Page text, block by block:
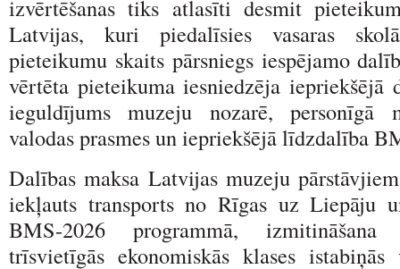
izvērtēšanas tiks atlasīti desmit
Latvijas, kuri piedalīsies vasaras
pieteikumu skaits pārsniegs iespējamo
vērtēta pieteikuma iesniedzēja iepriekšējā
ieguldījums muzeju nozarē, personīgā
valodas prasmes un iepriekšējā līdzdalība
Dalības maksa Latvijas muzeju
iekļauts transports no Rīgas uz Liepāju
BMS-2026 programmā,
trīsvietīgās ekonomiskās klases